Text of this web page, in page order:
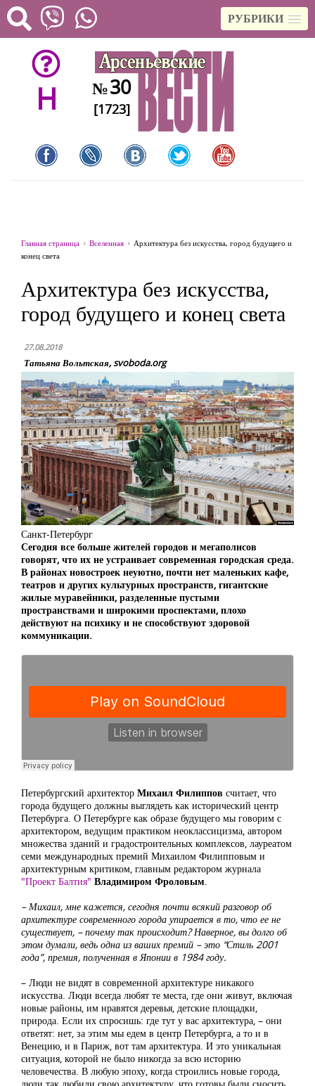
РУБРИКИ
H №30
[1723]
Главная страница Вселенная
Архитектура без искусства, город будущего и
конец света
Архитектура без искусства,
город будущего и конец света
27.08.2018
Татьяна Вольтская, svoboda.org
Санкт-Петербург
Сегодня все больше жителей городов и мегаполисов
говорят, что их не устраивает современная городская среда.
В районах новостроек неуютно, почти нет маленьких кафе,
театров и других культурных пространств, гигантские
жилые муравейники, разделенные пустыми
пространствами и широкими проспектами, плохо
действуют на психику и не способствуют здоровой
коммуникации.
Петербургский архитектор Михаил Филиппов считает, что
города будущего должны выглядеть как исторический центр
Петербурга. О Петербурге как образе будущего мы говорим с
архитектором, ведущим практиком неоклассицизма, автором
множества зданий и градостроительных комплексов, лауреатом
семи международных премий Михаилом Филипповым и
архитектурным критиком, главным редактором журнала
"Проект Балтия" Владимиром Фроловым.
– Михаил, мне кажется, сегодня почти всякий разговор об
архитектуре современного города упирается в то, что ее не
существует, – почему так происходит? Наверное, вы долго об
этом думали, ведь одна из ваших премий – это “Стиль 2001
года”, премия, полученная в Японии в 1984 году.
– Люди не видят в современной архитектуре никакого
искусства. Люди всегда любят те места, где они живут, включая
новые районы, им нравятся деревья, детские площадки,
природа. Если их спросишь: где тут у вас архитектура, – они
ответят: нет, за этим мы едем в центр Петербурга, а то и в
Венецию, и в Париж, вот там архитектура. И это уникальная
ситуация, которой не было никогда за всю историю
человечества. В любую эпоху, когда строились новые города,